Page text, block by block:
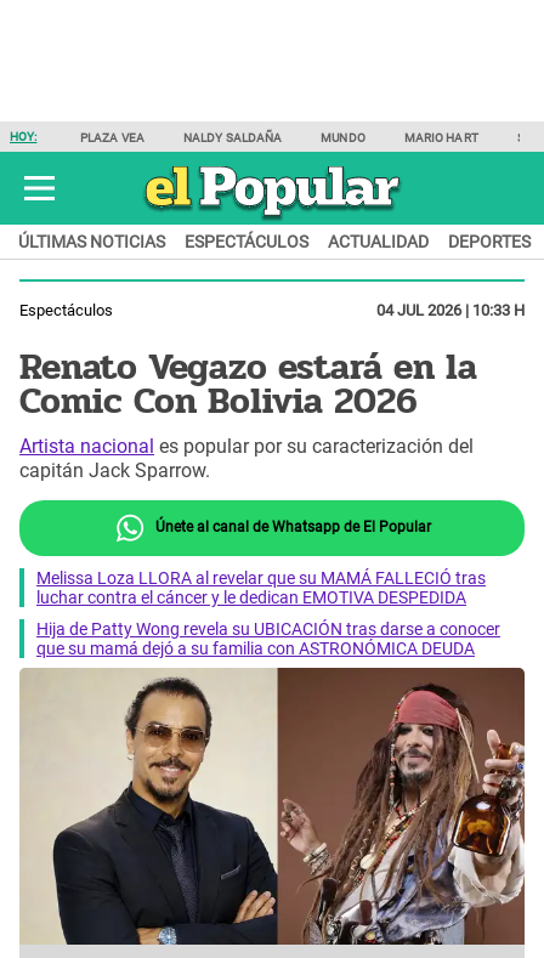
HOY: PLAZA VEA NALDY SALDAÑA MUNDO MARIO HART
ÚLTIMAS NOTICIAS ESPECTÁCULOS ACTUALIDAD DEPORTES
Espectáculos 04 JUL 2026 | 10:33 H
Renato Vegazo estará en la
Comic Con Bolivia 2026
Artista nacional es popular por su caracterización del
capitán Jack Sparrow.
Únete al canal de Whatsapp de El Popular
Melissa Loza LLORA al revelar que su MAMÁ FALLECIÓ tras
luchar contra el cáncer y le dedican EMOTIVA DESPEDIDA
Hija de Patty Wong revela su UBICACIÓN tras darse a conocer
que su mamá dejó a su familia con ASTRONÓMICA DEUDA